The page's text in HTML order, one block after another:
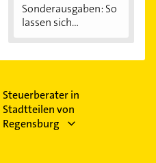
Sonderausgaben: So
lassen sich...
Steuerberater in
Stadtteilen von
Regensburg